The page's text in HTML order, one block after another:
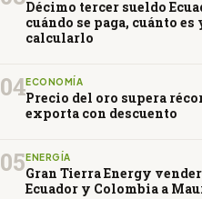
Décimo tercer sueldo
cuándo se paga, cuánto es
calcularlo
04ECONOMÍA
Precio del oro supera
exporta con descuento
05 ENERGÍA
Gran Tierra Energy
Ecuador y Colombia a